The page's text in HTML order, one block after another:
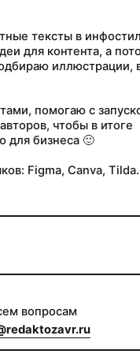
тексты в
для контента, а
иллюстрации,
помогаю с
чтобы в итоге
для бизнеса 🙂
Figma, Canva, Tilda.
вопросам